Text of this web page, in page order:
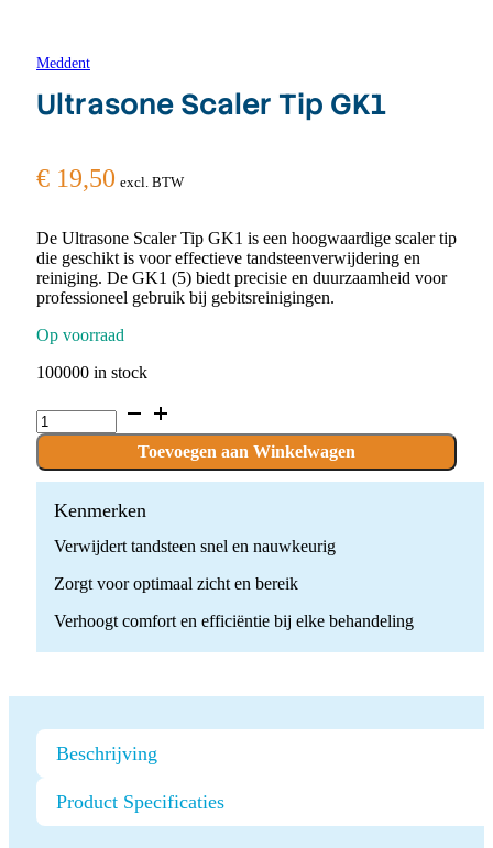
Meddent
Ultrasone Scaler Tip GK1
€ 19,50 excl. BTW
De Ultrasone Scaler Tip GK1 is een hoogwaardige scaler tip
die geschikt is voor effectieve tandsteenverwijdering en
reiniging. De GK1 (5) biedt precisie en duurzaamheid voor
professioneel gebruik bij gebitsreinigingen.
Op voorraad
100000 in stock
Ultrasone
Scaler
GK1
quantity
Toevoegen aan Winkelwagen
Kenmerken
Verwijdert tandsteen snel en nauwkeurig
Zorgt voor optimaal zicht en bereik
Verhoogt comfort en efficiëntie bij elke behandeling
Beschrijving
Product Specificaties